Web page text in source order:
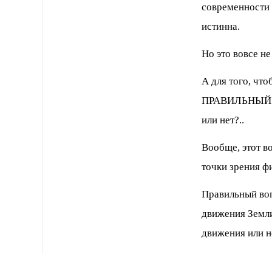
истинна.
Но это вовсе не
А для того,
ПРАВИЛЬНЫЙ
или нет?..
Вообще, этот
точки зрения
Правильный
движения
движения или